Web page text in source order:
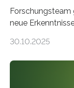
Forschungsteam
neue
Landpflanzen
Grünalgen, die
30.10.2025